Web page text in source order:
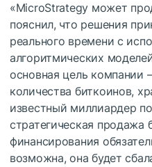
«MicroStrategy может
пояснил, что решения
реального времени с
алгоритмических
основная цель компании
количества биткоинов,
известный миллиардер
стратегическая продажа
финансирования
возможна, она будет